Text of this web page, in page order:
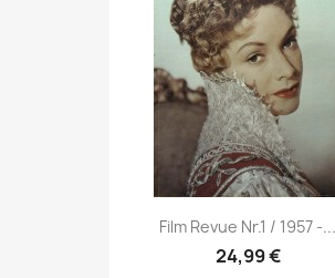
Vorschau
Film Revue Nr.1 / 1957 -...
24,99 €